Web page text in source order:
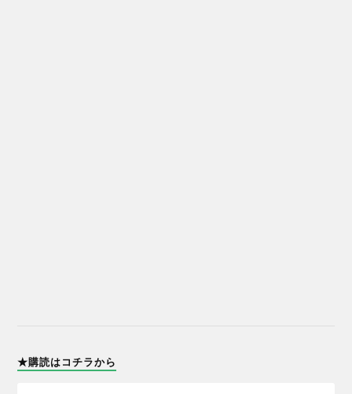
★購読はコチラから